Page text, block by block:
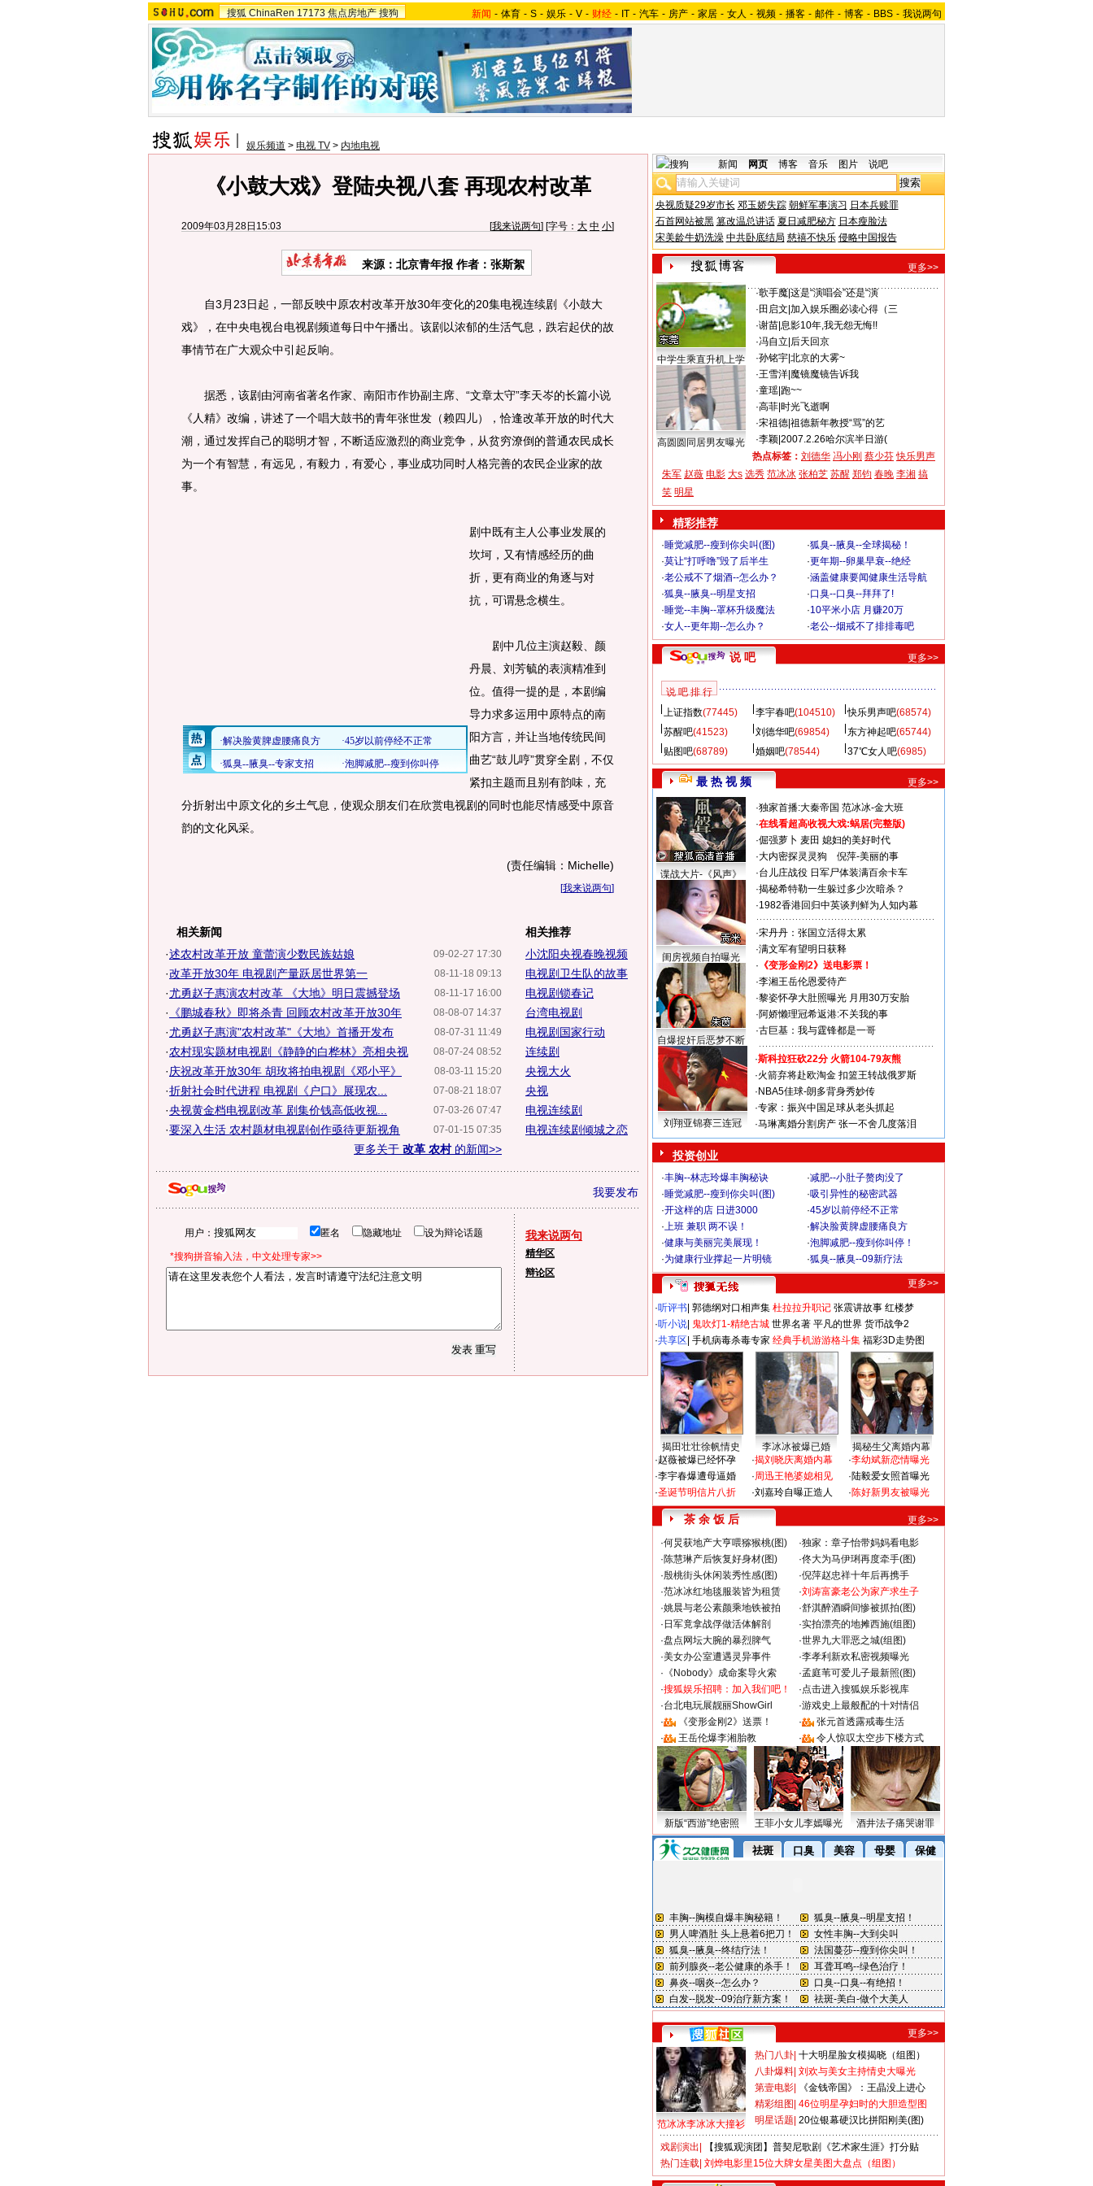
搜狐 ChinaRen 17173 焦点房地产 搜狗 新闻 - 体育 - S - 娱乐 - V - 财经 - IT - 汽车 - 房产 - 家居 - 女人 - 视频 - 播客 - 邮件 - 博客 - BBS - 我说两句
娱乐频道 > 电视 TV > 内地电视
《小鼓大戏》登陆央视八套 再现农村改革
2009年03月28日15:03 [我来说两句] [字号： 大 中 小]
来源：北京青年报 作者：张斯絮
自3月23日起，一部反映中原农村改革开放30年变化的20集电视连续剧《小鼓大
戏》，在中央电视台电视剧频道每日中午播出。该剧以浓郁的生活气息，跌宕起伏的故
事情节在广大观众中引起反响。
据悉，该剧由河南省著名作家、南阳市作协副主席、“文章太守”李天岑的长篇小说
《人精》改编，讲述了一个唱大鼓书的青年张世发（赖四儿），恰逢改革开放的时代大
潮，通过发挥自己的聪明才智，不断适应激烈的商业竞争，从贫穷潦倒的普通农民成长
为一个有智慧，有远见，有毅力，有爱心，事业成功同时人格完善的农民企业家的故
事。
剧中既有主人公事业发展的
坎坷，又有情感经历的曲
折，更有商业的角逐与对
抗，可谓悬念横生。
剧中几位主演赵毅、颜
丹晨、刘芳毓的表演精准到
位。值得一提的是，本剧编
导力求多运用中原特点的南
阳方言，并让当地传统民间
曲艺“鼓儿哼”贯穿全剧，不仅
紧扣主题而且别有韵味，充
分折射出中原文化的乡土气息，使观众朋友们在欣赏电视剧的同时也能尽情感受中原音
韵的文化风采。
(责任编辑：Michelle)
[我来说两句]
相关新闻
09-02-27 17:30
·述农村改革开放 童蕾演少数民族姑娘
08-11-18 09:13
·改革开放30年 电视剧产量跃居世界第一
08-11-17 16:00
·尤勇赵子惠演农村改革 《大地》明日震撼登场
08-08-07 14:37
· 《鹏城春秋》即将杀青 回顾农村改革开放30年
08-07-31 11:49
·尤勇赵子惠演"农村改革"《大地》首播开发布
08-07-24 08:52
·农村现实题材电视剧《静静的白桦林》亮相央视
08-03-11 15:20
·庆祝改革开放30年 胡玫将拍电视剧《邓小平》
07-08-21 18:07
·折射社会时代进程 电视剧《户口》展现农...
07-03-26 07:47
·央视黄金档电视剧改革 剧集价钱高低收视...
07-01-15 07:35
·要深入生活 农村题材电视剧创作亟待更新视角
更多关于 改革 农村的新闻>>
相关推荐
小沈阳央视春晚视频
电视剧卫生队的故事
电视剧锁春记
台湾电视剧
电视剧国家行动
连续剧
央视大火
央视
电视连续剧
电视连续剧倾城之恋
我要发布
用户： 匿名 隐藏地址 设为辩论话题
*搜狗拼音输入法，中文处理专家>>
我来说两句
精华区
辩论区
新闻 网页 博客 音乐 图片 说吧
央视质疑29岁市长 邓玉娇失踪 朝鲜军事演习 日本兵赎罪
石首网站被黑 篡改温总讲话 夏日减肥秘方 日本瘦脸法
宋美龄牛奶洗澡 中共卧底结局 慈禧不快乐 侵略中国报告
更多>>
中学生乘直升机上学
高圆圆同居男友曝光
·歌手魔| 这是“演唱会”还是“演
· 田启文 加入娱乐圈必读心得（三
·谢苗| 息影10年,我无怨无悔!!
·冯自立 后天回京
·孙铭宇| 北京的大雾~
·王雪洋| 魔镜魔镜告诉我
·童瑶| 跑~~
·高菲| 时光飞逝啊
·宋祖德| 祖德新年教授“骂”的艺
·李颖| 2007.2.26哈尔滨半日游(
热点标签： 刘德华 冯小刚 蔡少芬 快乐男声
朱军 赵薇 电影 大s 选秀 范冰冰 张柏芝 苏醒 郑钧 春晚 李湘 搞
笑 明星
精彩推荐
·睡觉减肥--瘦到你尖叫(图) ·狐臭--腋臭--全球揭秘！
·莫让“打呼噜”毁了后半生 ·更年期--卵巢早衰--绝经
·老公戒不了烟酒--怎么办？ ·涵盖健康要闻健康生活导航
·狐臭--腋臭--明星支招 ·口臭--口臭--拜拜了!
·睡觉--丰胸--罩杯升级魔法 ·10平米小店 月赚20万
·女人--更年期--怎么办？ ·老公--烟戒不了排排毒吧
说 吧 更多>>
说 吧 排 行
上证指数(77445) 李宇春吧(104510) 快乐男声吧(68574)
苏醒吧(41523) 刘德华吧(69854) 东方神起吧(65744)
贴图吧(68789) 婚姻吧(78544) 37℃女人吧(6985)
最 热 视 频 更多>>
谍战大片-《风声》
闺房视频自拍曝光
自爆捉奸后恶梦不断
·独家首播:大秦帝国 范冰冰-金大班
·在线看超高收视大戏:蜗居(完整版)
·倔强萝卜 麦田 媳妇的美好时代
·大内密探灵灵狗
倪萍-美丽的事
·台儿庄战役 日军尸体装满百余卡车
·揭秘希特勒一生躲过多少次暗杀？
·1982香港回归中英谈判鲜为人知内幕
·宋丹丹：张国立活得太累
·满文军有望明日获释
· 《变形金刚2》送电影票！
·李湘王岳伦恩爱待产
·黎姿怀孕大肚照曝光 月用30万安胎
·阿娇懒理冠希返港:不关我的事
·古巨基：我与霆锋都是一哥
刘翔亚锦赛三连冠
·斯科拉狂砍22分 火箭104-79灰熊
·火箭弃将赴欧淘金 扣篮王转战俄罗斯
· NBA5佳球-朗多背身秀妙传
·专家：振兴中国足球从老头抓起
·马琳离婚分割房产 张一不舍几度落泪
投资创业
·丰胸--林志玲爆丰胸秘诀 ·减肥--小肚子赘肉没了
·睡觉减肥--瘦到你尖叫(图) ·吸引异性的秘密武器
·开这样的店 日进3000 ·45岁以前停经不正常
·上班 兼职 两不误！ ·解决脸黄脾虚腰痛良方
·健康与美丽完美展现！ ·泡脚减肥--瘦到你叫停！
·为健康行业撑起一片明镜 ·狐臭--腋臭--09新疗法
更多>>
·听评书 郭德纲对口相声集 杜拉拉升职记 张震讲故事 红楼梦
·听小说 鬼吹灯1-精绝古城 世界名著 平凡的世界 货币战争2
·共享区 手机病毒杀毒专家 经典手机游游格斗集 福彩3D走势图
揭田壮壮徐帆情史 李冰冰被爆已婚
揭秘生父离婚内幕
·赵薇被爆已经怀孕
·李宇春爆遭母逼婚
·圣诞节明信片八折
·揭刘晓庆离婚内幕
·周迅王艳婆媳相见
·刘嘉玲自曝正造人
·李幼斌新恋情曝光
·陆毅爱女照首曝光
·陈好新男友被曝光
茶 余 饭 后
更多>>
·何炅获地产大亨喂猕猴桃(图) ·独家：章子怡带妈妈看电影
·陈慧琳产后恢复好身材(图) ·佟大为马伊琍再度牵手(图)
·殷桃街头休闲装秀性感(图) ·倪萍赵忠祥十年后再携手
·范冰冰红地毯服装皆为租赁 ·刘涛富豪老公为家产求生子
·姚晨与老公素颜乘地铁被拍 ·舒淇醉酒瞬间惨被抓拍(图)
· 日军竟拿战俘做活体解剖 ·实拍漂亮的地摊西施(组图)
·盘点网坛大腕的暴烈脾气 ·世界九大罪恶之城(组图)
·美女办公室遭遇灵异事件 ·李孝利新欢私密视频曝光
· 《Nobody》成命案导火索 ·孟庭苇可爱儿子最新照(图)
·搜狐娱乐招聘：加入我们吧！ ·点击进入搜狐娱乐影视库
·台北电玩展靓丽ShowGirl ·游戏史上最般配的十对情侣
·
《变形金刚2》送票！ ·
张元首透露戒毒生活
·
王岳伦爆李湘胎教 · 令人惊叹太空步下楼方式
新版“西游”绝密照 王菲小女儿李嫣曝光 酒井法子痛哭谢罪
更多>>
范冰冰李冰冰大撞衫
热门八卦 十大明星脸女模揭晓（组图）
八卦爆料 刘欢与美女主持情史大曝光
第壹电影
《金钱帝国》：王晶没上进心
精彩组图 46位明星孕妇时的大胆造型图
明星话题 20位银幕硬汉比拼阳刚美(图)
戏剧演出
【搜狐观演团】普契尼歌剧《艺术家生涯》打分贴
热门连载 刘烨电影里15位大牌女星美图大盘点（组图）